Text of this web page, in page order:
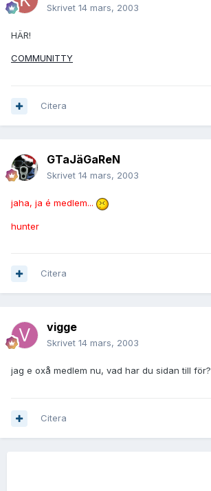
Skrivet 14 mars, 2003
HÄR!
COMMUNITTY
Citera
GTaJäGaReN
Skrivet 14 mars, 2003
jaha, ja é medlem...
hunter
Citera
vigge
Skrivet 14 mars, 2003
jag e oxå medlem nu, vad har du sidan till för?
Citera